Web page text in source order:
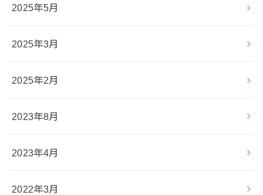
2025年5月
2025年3月
2025年2月
2023年8月
2023年4月
2022年3月